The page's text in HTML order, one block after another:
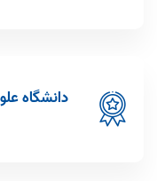
1405/01/31دانشگاه